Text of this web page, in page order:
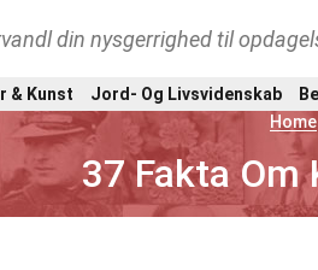
din nysgerrighed til
& Kunst Jord- Og Livsvidenskab
Home
37 Fakta